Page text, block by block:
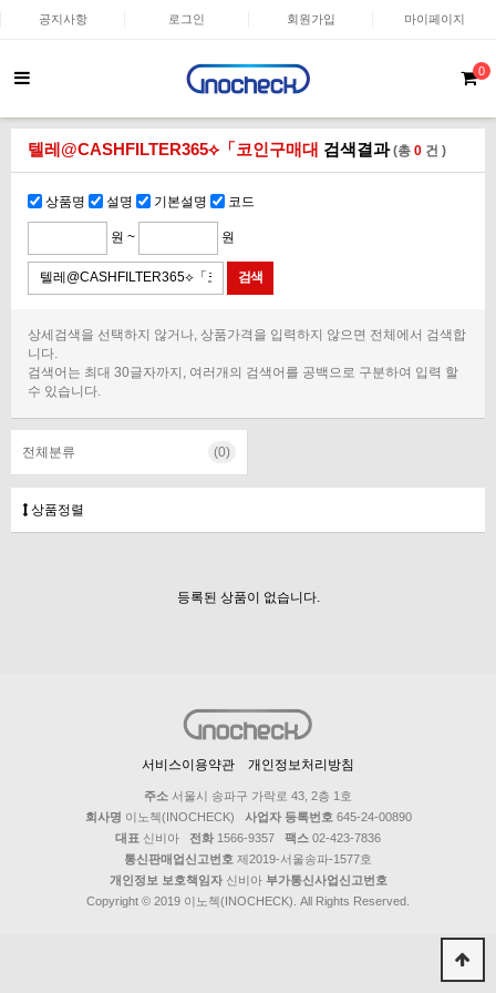
공지사항 로그인 회원가입 마이페이지
0
텔레@CASHFILTER365⟡「코인구매대 검색결과(총 0 건 )
상품명 설명 기본설명 코드
원 ~ 원
상세검색을 선택하지 않거나, 상품가격을 입력하지 않으면 전체에서 검색합
니다.
검색어는 최대 30글자까지, 여러개의 검색어를 공백으로 구분하여 입력 할
수 있습니다.
전체분류 (0)
상품정렬
등록된 상품이 없습니다.
서비스이용약관 개인정보처리방침
주소 서울시 송파구 가락로 43, 2층 1호
회사명 이노첵(INOCHECK) 사업자 등록번호 645-24-00890
대표 신비아 전화 1566-9357 팩스 02-423-7836
통신판매업신고번호 제2019-서울송파-1577호
개인정보 보호책임자신비아 부가통신사업신고번호
Copyright © 2019 이노첵(INOCHECK). All Rights Reserved.